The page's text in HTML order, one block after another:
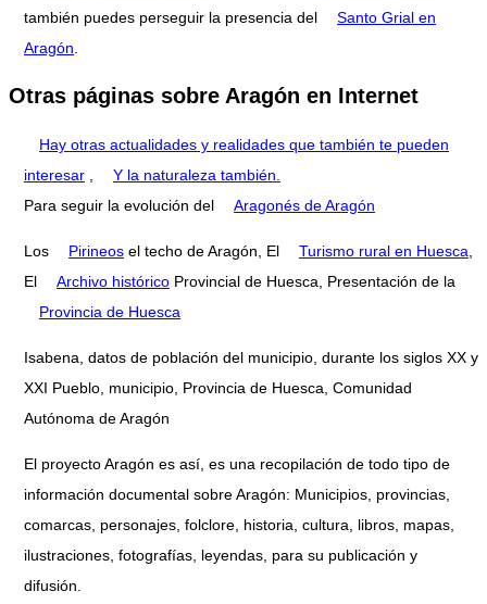
también puedes perseguir la presencia del
Santo Grial en
Aragón
Otras páginas sobre Aragón en Internet
Hay otras actualidades y realidades que también te pueden
interesar
Y la naturaleza también.
Para seguir la evolución del
Aragonés de Aragón
Los Pirineos el techo de Aragón, El Turismo rural en Huesca
El
Archivo histórico Provincial de Huesca, Presentación de la
Provincia de Huesca
Isabena, datos de población del municipio, durante los siglos XX y
XXI Pueblo, municipio, Provincia de Huesca, Comunidad
Autónoma de Aragón
El proyecto Aragón es así, es una recopilación de todo tipo de
información documental sobre Aragón: Municipios, provincias,
comarcas, personajes, folclore, historia, cultura, libros, mapas,
ilustraciones, fotografías, leyendas, para su publicación y
difusión.